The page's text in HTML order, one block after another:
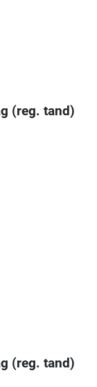
(reg. tand)
(reg. tand)